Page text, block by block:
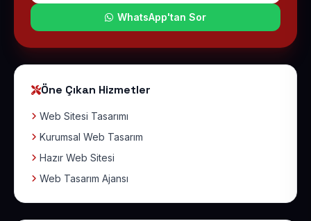
WhatsApp'tan Sor
Öne Çıkan Hizmetler
Web Sitesi Tasarımı
Kurumsal Web Tasarım
Hazır Web Sitesi
Web Tasarım Ajansı